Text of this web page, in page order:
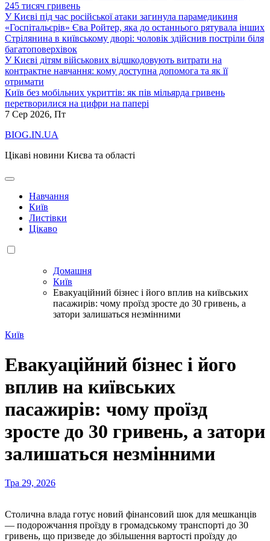
245 тисяч гривень
У Києві під час російської атаки загинула парамедикиня
«Госпітальєрів» Єва Ройтер, яка до останнього рятувала інших
Стрілянина в київському дворі: чоловік здійснив постріли біля
багатоповерхівок
У Києві дітям військових відшкодовують витрати на
контрактне навчання: кому доступна допомога та як її
отримати
Київ без мобільних укриттів: як пів мільярда гривень
перетворилися на цифри на папері
7 Сер 2026, Пт
BIOG.IN.UA
Цікаві новини Києва та області
Навчання
Київ
Листівки
Цікаво
Домашня
Київ
Евакуаційний бізнес і його вплив на київських
пасажирів: чому проїзд зросте до 30 гривень, а
затори залишаться незмінними
Київ
Евакуаційний бізнес і його
вплив на київських
пасажирів: чому проїзд
зросте до 30 гривень, а затори
залишаться незмінними
Тра 29, 2026
Столична влада готує новий фінансовий шок для мешканців
— подорожчання проїзду в громадському транспорті до 30
гривень, що призведе до збільшення вартості проїзду до